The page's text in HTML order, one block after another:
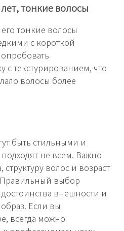
тонкие волосы
тонкие волосы
с короткой
с текстурированием, что
волосы более
быть стильными и
не всем. Важно
волос и возраст
выбор
внешности и
Если вы
всегда можно